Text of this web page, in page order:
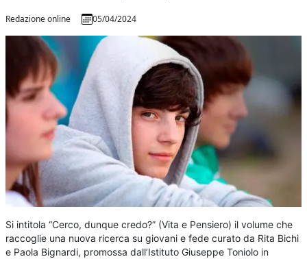
Redazione online 05/04/2024
Si intitola “Cerco, dunque credo?” (Vita e Pensiero) il volume che
raccoglie una nuova ricerca su giovani e fede curato da Rita Bichi
e Paola Bignardi, promossa dall’Istituto Giuseppe Toniolo in